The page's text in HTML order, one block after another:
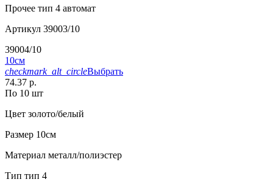
Прочее тип 4 автомат
Артикул 39003/10
39004/10
10см
checkmark_alt_circleВыбрать
74.37 р.
По 10 шт
Цвет золото/белый
Размер 10см
Материал металл/полиэстер
Тип тип 4